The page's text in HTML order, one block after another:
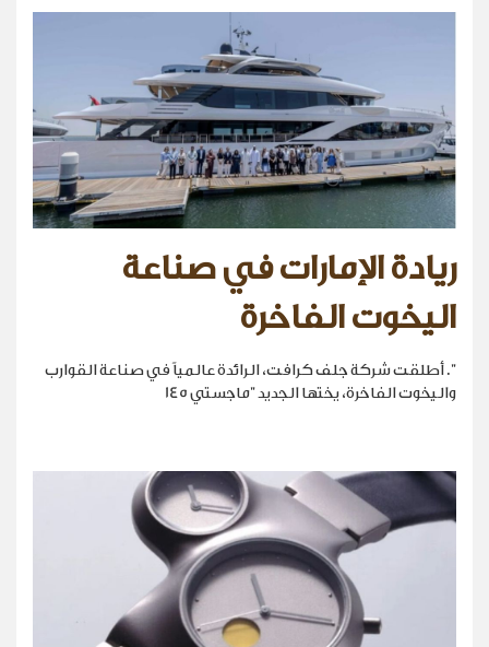
ريادة الإمارات في صناعة
اليخوت الفاخرة
". أطلقت شركة جلف كرافت، الرائدة عالمياً في صناعة القوارب
واليخوت الفاخرة، يختها الجديد "ماجستي 145